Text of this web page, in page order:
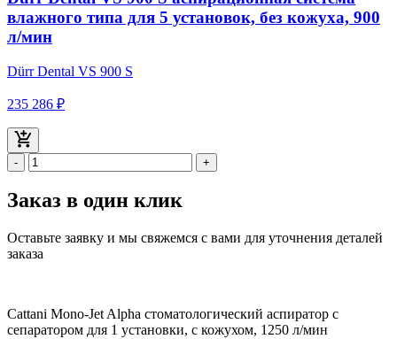
влажного типа для 5 установок, без кожуха, 900
л/мин
Dürr Dental VS 900 S
235 286 ₽
- +
Заказ в один клик
Оставьте заявку и мы свяжемся с вами для уточнения деталей
заказа
Cattani Mono-Jet Alpha стоматологический аспиратор с
сепаратором для 1 установки, с кожухом, 1250 л/мин